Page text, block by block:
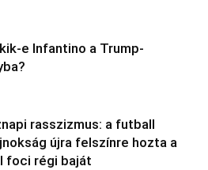
e Infantino a Trump-
rasszizmus: a futball
újra felszínre hozta a
foci régi baját